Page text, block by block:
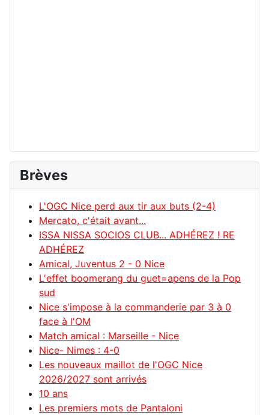
Brèves
L'OGC Nice perd aux tir aux buts (2-4)
Mercato, c'était avant...
ISSA NISSA SOCIOS CLUB... ADHÉREZ ! RE
ADHÉREZ
Amical, Juventus 2 - 0 Nice
L'effet boomerang du guet=apens de la Pop
sud
Nice s'impose à la commanderie par 3 à 0
face à l'OM
Match amical : Marseille - Nice
Nice- Nimes : 4-0
Les nouveaux maillot de l'OGC Nice
2026/2027 sont arrivés
10 ans
Les premiers mots de Pantaloni